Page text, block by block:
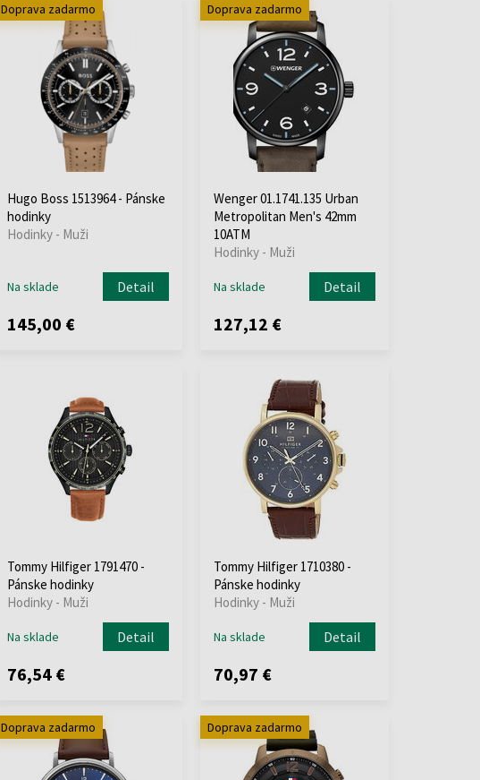
Doprava zadarmo
Hugo Boss 1513964 - Pánske
hodinky
Hodinky - Muži
Na sklade Detail
145,00 €
Doprava zadarmo
Wenger 01.1741.135 Urban
Metropolitan Men's 42mm
10ATM
Hodinky - Muži
Na sklade Detail
127,12 €
Tommy Hilfiger 1791470 -
Pánske hodinky
Hodinky - Muži
Na sklade Detail
76,54 €
Tommy Hilfiger 1710380 -
Pánske hodinky
Hodinky - Muži
Na sklade Detail
70,97 €
Doprava zadarmo Doprava zadarmo